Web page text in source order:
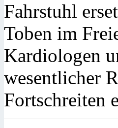
Fahrstuhl
Toben im
Kardiologen
wesentlicher
Fortschreiten